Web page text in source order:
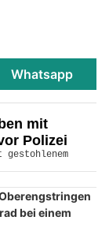
Whatsapp
mit
Polizei
bei einem